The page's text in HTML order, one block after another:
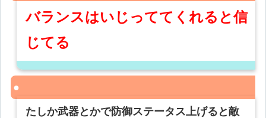
バランスはいじっててくれると信
じてる
たしか武器とかで防御ステータス上げると敵